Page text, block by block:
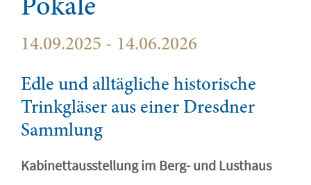
Pokale
14.09.2025 - 14.06.2026
Edle und alltägliche historische
Trinkgläser aus einer Dresdner
Sammlung
Kabinettausstellung im Berg- und Lusthaus